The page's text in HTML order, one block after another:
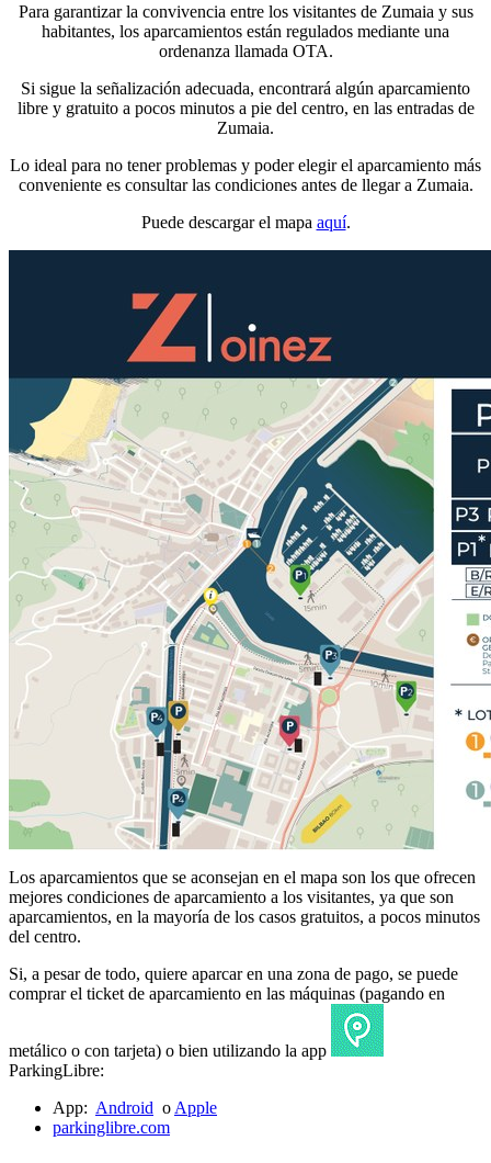
Para garantizar la convivencia entre los visitantes de Zumaia y sus
habitantes, los aparcamientos están regulados mediante una
ordenanza llamada OTA.
Si sigue la señalización adecuada, encontrará algún aparcamiento
libre y gratuito a pocos minutos a pie del centro, en las entradas de
Zumaia.
Lo ideal para no tener problemas y poder elegir el aparcamiento más
conveniente es consultar las condiciones antes de llegar a Zumaia.
Puede descargar el mapa aquí.
Los aparcamientos que se aconsejan en el mapa son los que ofrecen
mejores condiciones de aparcamiento a los visitantes, ya que son
aparcamientos, en la mayoría de los casos gratuitos, a pocos minutos
del centro.
Si, a pesar de todo, quiere aparcar en una zona de pago, se puede
comprar el ticket de aparcamiento en las máquinas (pagando en
metálico o con tarjeta) o bien utilizando la app
ParkingLibre:
App: Android o Apple
parkinglibre.com